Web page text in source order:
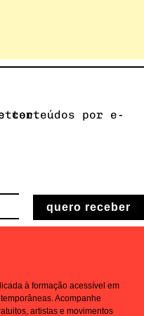
newsletter.
quero receber
à formação acessível em
Acompanhe
artistas e movimentos